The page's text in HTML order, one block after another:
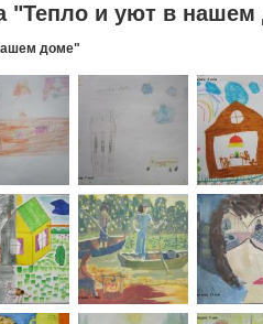
"Тепло и уют в
доме"